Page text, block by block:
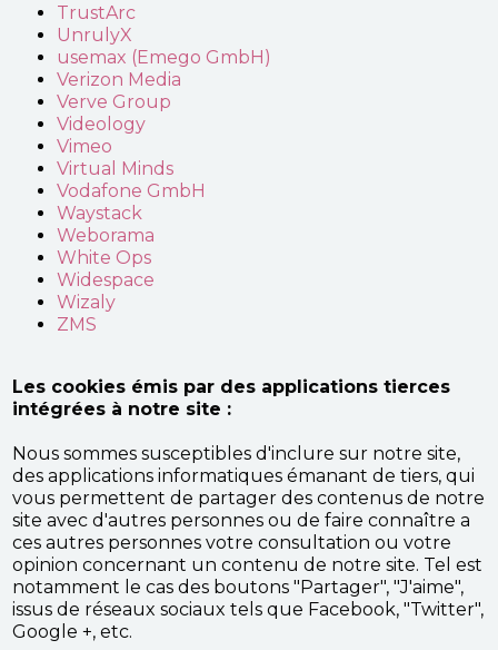
TrustArc
UnrulyX
usemax (Emego GmbH)
Verizon Media
Verve Group
Videology
Vimeo
Virtual Minds
Vodafone GmbH
Waystack
Weborama
White Ops
Widespace
Wizaly
ZMS
Les cookies émis par des applications tierces
intégrées à notre site :
Nous sommes susceptibles d'inclure sur notre site,
des applications informatiques émanant de tiers, qui
vous permettent de partager des contenus de notre
site avec d'autres personnes ou de faire connaître a
ces autres personnes votre consultation ou votre
opinion concernant un contenu de notre site. Tel est
notamment le cas des boutons "Partager", "J'aime",
issus de réseaux sociaux tels que Facebook, "Twitter",
Google +, etc.